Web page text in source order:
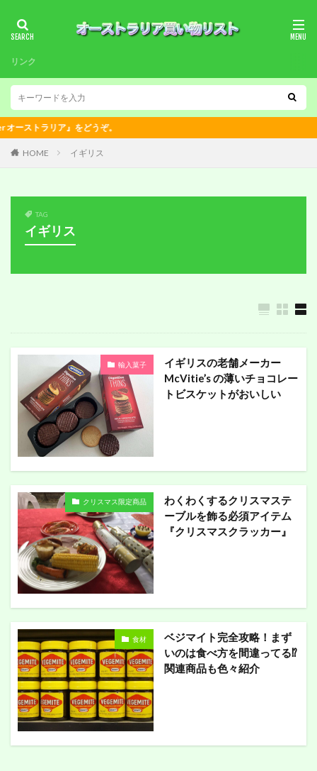
リンク
ア』をどうぞ。
HOME イギリス
TAG
イギリス
輸入菓子
イギリスの老舗メーカー
McVitie’s の薄いチョコレー
トビスケットがおいしい
クリスマス限定商品
わくわくするクリスマステ
ーブルを飾る必須アイテム
『クリスマスクラッカー』
食材
ベジマイト完全攻略！まず
いのは食べ方を間違ってる⁉︎
関連商品も色々紹介